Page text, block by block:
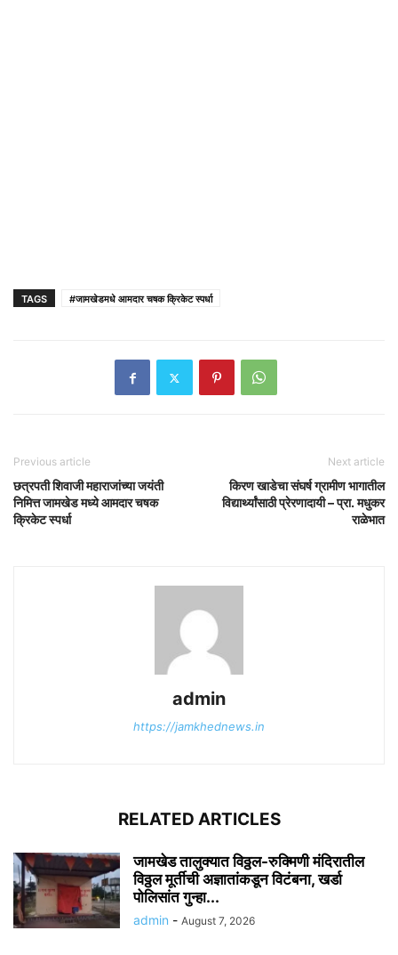
TAGS #जामखेडमधे आमदार चषक क्रिकेट स्पर्धा
Previous article
छत्रपती शिवाजी महाराजांच्या जयंती
निमित्त जामखेड मध्ये आमदार चषक
क्रिकेट स्पर्धा
Next article
किरण खाडेचा संघर्ष ग्रामीण भागातील
विद्यार्थ्यांसाठी प्रेरणादायी – प्रा. मधुकर
राळेभात
admin
https://jamkhednews.in
RELATED ARTICLES
जामखेड तालुक्यात विठ्ठल-रुक्मिणी मंदिरातील
विठ्ठल मूर्तीची अज्ञातांकडून विटंबना, खर्डा
पोलिसांत गुन्हा...
admin - August 7, 2026